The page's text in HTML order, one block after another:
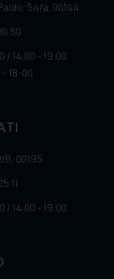
54/a, 00144
50
/ 14.00 - 19.00
18-00
B, 00195
11
/ 14.00 - 19.00